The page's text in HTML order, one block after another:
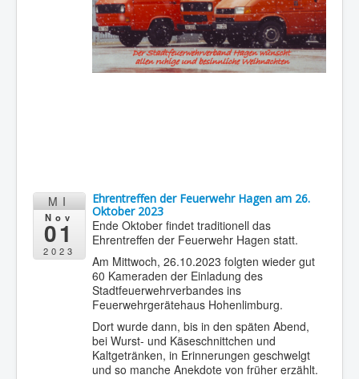
MI
Nov
01
2023
Ehrentreffen der Feuerwehr Hagen am 26.
Oktober 2023
Ende Oktober findet traditionell das
Ehrentreffen der Feuerwehr Hagen statt.
Am Mittwoch, 26.10.2023 folgten wieder gut
60 Kameraden der Einladung des
Stadtfeuerwehrverbandes ins
Feuerwehrgerätehaus Hohenlimburg.
Dort wurde dann, bis in den späten Abend,
bei Wurst- und Käseschnittchen und
Kaltgetränken, in Erinnerungen geschwelgt
und so manche Anekdote von früher erzählt.